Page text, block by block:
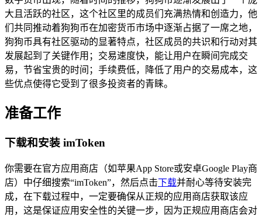
大且活跃的社区，这个社区里的成员们充满热情和创造力，他
们共同推动着狗狗币在加密货币市场中逐渐占据了一席之地，
狗狗币具有社区驱动的显著特点，社区成员的共识和行动对其
发展起到了关键作用；交易速度快，能让用户在瞬间完成交
易，节省宝贵的时间；手续费低，降低了用户的交易成本，这
些优点使得它受到了很多投资者的青睐。
准备工作
下载和安装 imToken
你需要在官方应用商店（如苹果App Store或安卓Google Play商
店）中仔细搜索“imToken”，然后点击下载并耐心等待安装完
成，在下载过程中，一定要确保从正规的应用商店获取该应
用，这是保证应用安全性的关键一步，因为正规应用商店会对